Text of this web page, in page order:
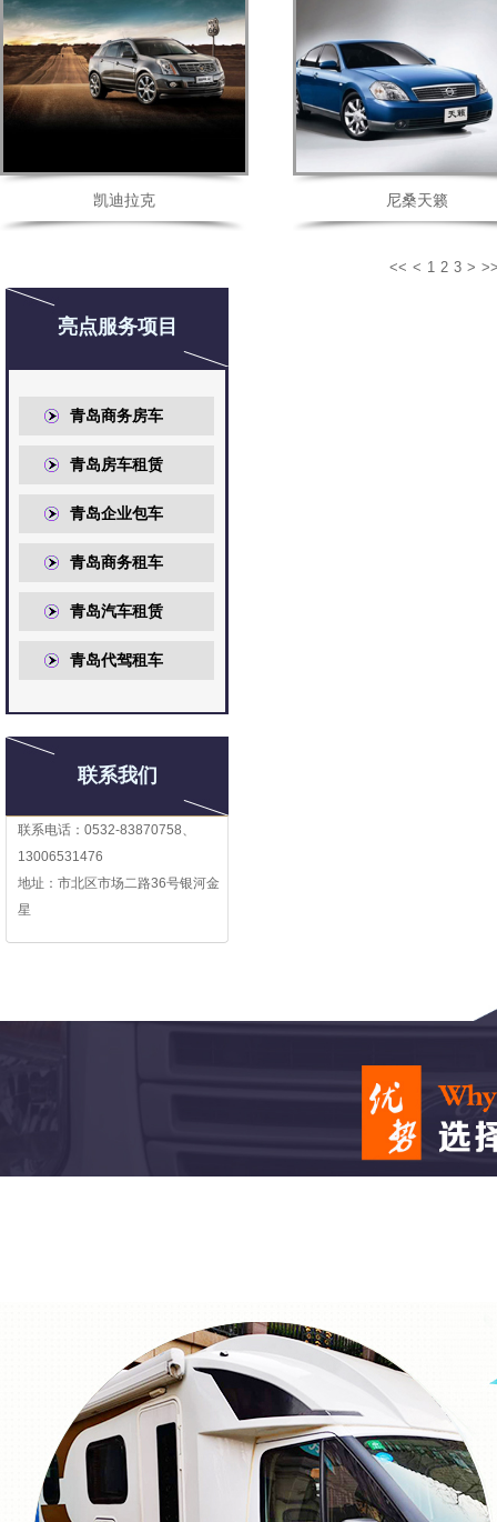
凯迪拉克 尼桑天籁
<< < 1 2 3 >
亮点服务项目
青岛商务房车
青岛房车租赁
青岛企业包车
青岛商务租车
青岛汽车租赁
青岛代驾租车
联系我们
联系电话：0532-83870758、
13006531476
地址：市北区市场二路36号银河金
星